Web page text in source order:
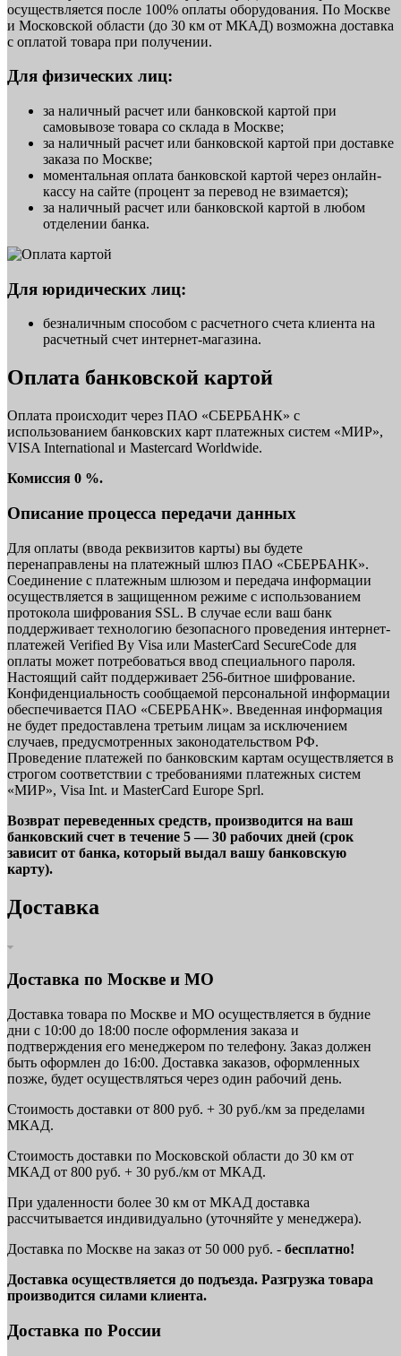
осуществляется после 100% оплаты оборудования. По Москве
и Московской области (до 30 км от МКАД) возможна доставка
с оплатой товара при получении.
Для физических лиц:
за наличный расчет или банковской картой при
самовывозе товара со склада в Москве;
за наличный расчет или банковской картой при доставке
заказа по Москве;
моментальная оплата банковской картой через онлайн-
кассу на сайте (процент за перевод не взимается);
за наличный расчет или банковской картой в любом
отделении банка.
Для юридических лиц:
безналичным способом с расчетного счета клиента на
расчетный счет интернет-магазина.
Оплата банковской картой
Оплата происходит через ПАО «СБЕРБАНК» с
использованием банковских карт платежных систем «МИР»,
VISA International и Mastercard Worldwide.
Комиссия 0 %.
Описание процесса передачи данных
Для оплаты (ввода реквизитов карты) вы будете
перенаправлены на платежный шлюз ПАО «СБЕРБАНК».
Соединение с платежным шлюзом и передача информации
осуществляется в защищенном режиме с использованием
протокола шифрования SSL. В случае если ваш банк
поддерживает технологию безопасного проведения интернет-
платежей Verified By Visa или MasterCard SecureCode для
оплаты может потребоваться ввод специального пароля.
Настоящий сайт поддерживает 256-битное шифрование.
Конфиденциальность сообщаемой персональной информации
обеспечивается ПАО «СБЕРБАНК». Введенная информация
не будет предоставлена третьим лицам за исключением
случаев, предусмотренных законодательством РФ.
Проведение платежей по банковским картам осуществляется в
строгом соответствии с требованиями платежных систем
«МИР», Visa Int. и MasterCard Europe Sprl.
Возврат переведенных средств, производится на ваш
банковский счет в течение 5 — 30 рабочих дней (срок
зависит от банка, который выдал вашу банковскую
карту).
Доставка
Доставка по Москве и МО
Доставка товара по Москве и МО осуществляется в будние
дни с 10:00 до 18:00 после оформления заказа и
подтверждения его менеджером по телефону. Заказ должен
быть оформлен до 16:00. Доставка заказов, оформленных
позже, будет осуществляться через один рабочий день.
Стоимость доставки от 800 руб. + 30 руб./км за пределами
МКАД.
Стоимость доставки по Московской области до 30 км от
МКАД от 800 руб. + 30 руб./км от МКАД.
При удаленности более 30 км от МКАД доставка
рассчитывается индивидуально (уточняйте у менеджера).
Доставка по Москве на заказ от 50 000 руб. - бесплатно!
Доставка осуществляется до подъезда. Разгрузка товара
производится силами клиента.
Доставка по России